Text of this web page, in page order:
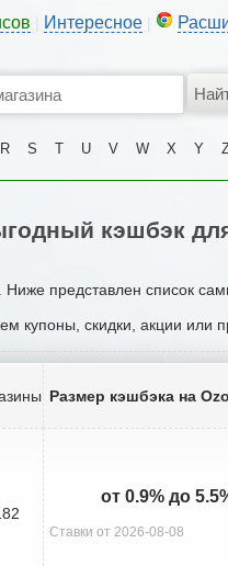
Интересное
R S T U V W X Y
кэшбэк
представлен список
купоны, скидки, акции или
Размер кэшбэка на
от 0.9% до
Ставки от 2026-08-08